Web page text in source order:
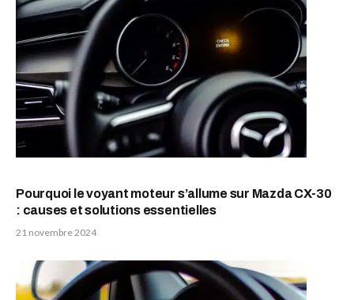
Pourquoi le voyant moteur s’allume sur Mazda CX-30
: causes et solutions essentielles
21 novembre 2024